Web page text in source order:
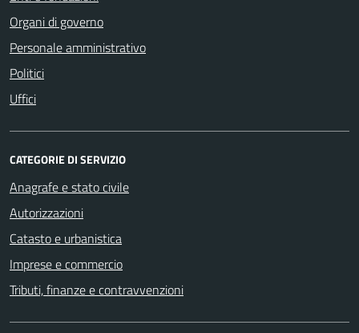
Organi di governo
Personale amministrativo
Politici
Uffici
CATEGORIE DI SERVIZIO
Anagrafe e stato civile
Autorizzazioni
Catasto e urbanistica
Imprese e commercio
Tributi, finanze e contravvenzioni